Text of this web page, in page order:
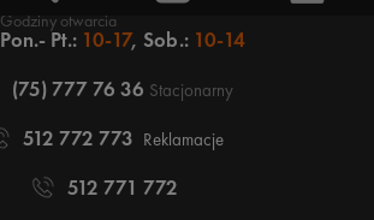
Pon.- Pt.: 10-17, Sob.: 10-14
(75) 777 76 36 Stacjonarny
512 772 773 Reklamacje
512 771 772